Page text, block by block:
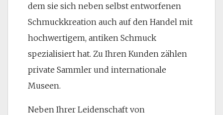
dem sie sich neben selbst entworfenen
Schmuckkreation auch auf den Handel mit
hochwertigem, antiken Schmuck
spezialisiert hat. Zu Ihren Kunden zählen
private Sammler und internationale
Museen.
Neben Ihrer Leidenschaft von